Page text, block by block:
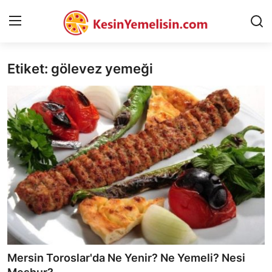
AnaSayfa
Gizlilik Sözleşmesi
Rüya Tabirleri
Diyet & Sağlıklı Beslenme
İletişim
Şehirler
Helal Gıda & Dini Hükümler
Gıda Güvenliği & Bilimi
Etiket: gölevez yemeği
Mersin Toroslar'da Ne Yenir? Ne Yemeli? Nesi